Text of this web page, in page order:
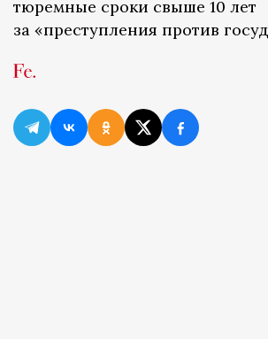
тюремные сроки свыше 10 лет
за «преступления против